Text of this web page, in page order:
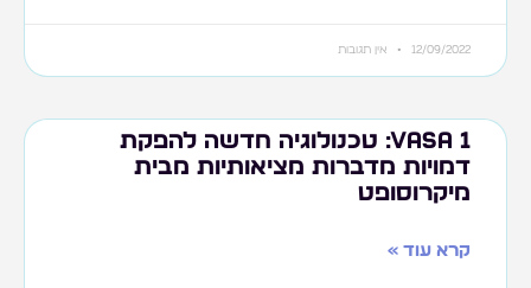
12/09/2022 אין תגובות
Vasa 1: טכנולוגיה חדשה להפקת
דמויות מדברות מציאותיות מבית
מיקרוסופט
קרא עוד »